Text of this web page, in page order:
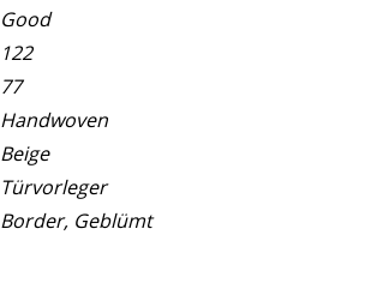
Good
122
77
Handwoven
Beige
Türvorleger
Border, Geblümt